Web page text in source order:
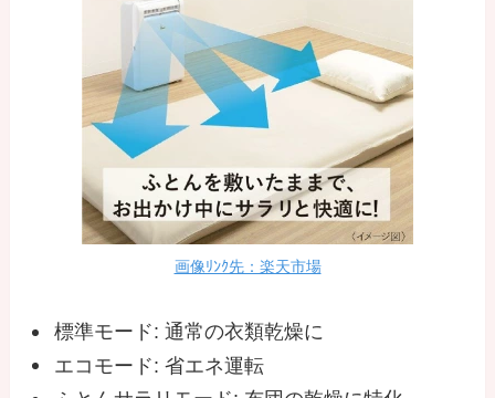
画像ﾘﾝｸ先：楽天市場
標準モード: 通常の衣類乾燥に
エコモード: 省エネ運転